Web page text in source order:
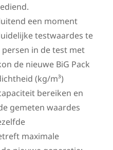
een moment
testwaardes te
in de test met
de nieuwe BiG Pack
(kg/m³)
bereiken en
gemeten waardes
maximale